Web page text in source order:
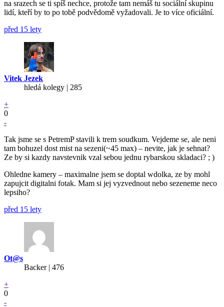
na srazech se ti spíš nechce, protože tam nemáš tu sociální skupinu
lidí, kteří by to po tobě podvědomě vyžadovali. Je to více oficiální.
před 15 lety
Vitek Jezek
hledá kolegy | 285
+
0
-
Tak jsme se s PetremP stavili k trem soudkum. Vejdeme se, ale neni
tam bohuzel dost mist na sezeni(~45 max) – nevite, jak je sehnat?
Ze by si kazdy navstevnik vzal sebou jednu rybarskou skladaci? ; )
Ohledne kamery – maximalne jsem se doptal wdolka, ze by mohl
zapujcit digitalni fotak. Mam si jej vyzvednout nebo sezeneme neco
lepsiho?
před 15 lety
Ot@s
Backer| 476
+
0
-